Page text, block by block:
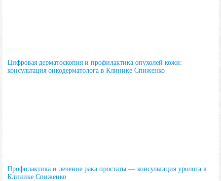
Цифровая дерматоскопия и профилактика опухолей кожи:
консультация онкодерматолога в Клинике Спиженко
Профилактика и лечение рака простаты — консультация уролога в
Клинике Спиженко